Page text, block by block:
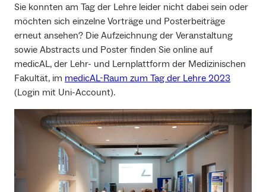
Sie konnten am Tag der Lehre leider nicht dabei sein oder
möchten sich einzelne Vorträge und Posterbeiträge
erneut ansehen? Die Aufzeichnung der Veranstaltung
sowie Abstracts und Poster finden Sie online auf
medicAL, der Lehr- und Lernplattform der Medizinischen
Fakultät, im medicAL-Raum zum Tag der Lehre 2023
(Login mit Uni-Account).